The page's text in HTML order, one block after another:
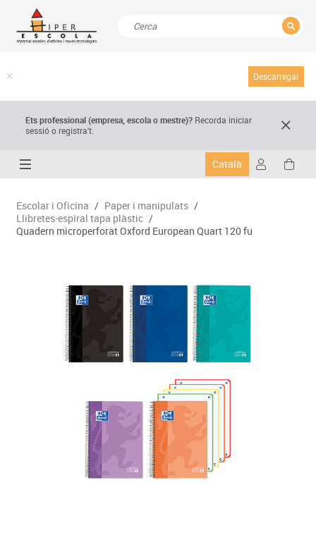
Descarregar
Ets professional (empresa,escola o mestre)? Recorda iniciar
sessió o registra't.
Català
Escolar i Oficina / Paper i manipulats /
Llibretes-espiral tapa plàstic /
Quadern microperforat Oxford European Quart 120 fu